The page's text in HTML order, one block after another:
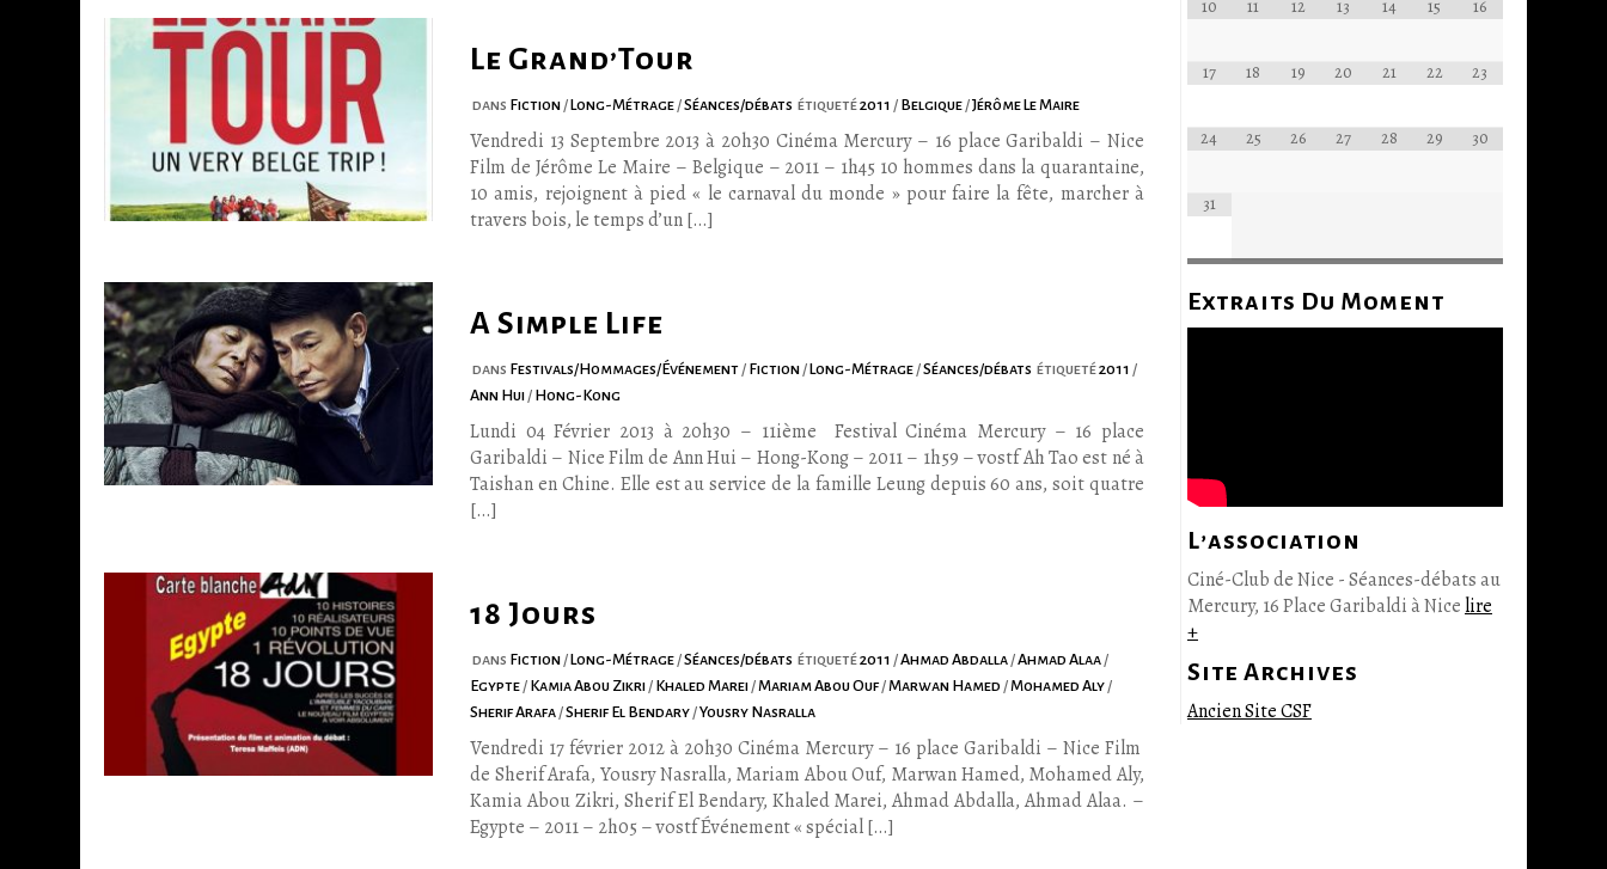
Le Grand’Tour
dans Fiction/ Long-Métrage/Séances/débats étiqueté2011/ Belgique/Jérôme Le Maire
Vendredi 13 Septembre 2013 à 20h30 Cinéma Mercury – 16 place Garibaldi – Nice
Film de Jérôme Le Maire – Belgique – 2011 – 1h45 10 hommes dans la quarantaine,
10 amis, rejoignent à pied « le carnaval du monde » pour faire la fête, marcher à
travers bois, le temps d’un […]
A Simple Life
dans Festivals/Hommages/Événement/ Fiction/ Long-Métrage/Séances/débats étiqueté2011/
Ann Hui/ Hong-Kong
Lundi 04 Février 2013 à 20h30 – 11ième Festival Cinéma Mercury – 16 place
Garibaldi – Nice Film de Ann Hui – Hong-Kong – 2011 – 1h59 – vostf Ah Tao est né à
Taishan en Chine. Elle est au service de la famille Leung depuis 60 ans, soit quatre
[…]
18 Jours
dans Fiction/ Long-Métrage/Séances/débats étiqueté2011/Ahmad Abdalla/Ahmad Alaa/
Egypte/ Kamia Abou Zikri/ Khaled Marei/Mariam Abou Ouf/Marwan Hamed/Mohamed Aly/
Sherif Arafa/Sherif El Bendary/Yousry Nasralla
Vendredi 17 février 2012 à 20h30 Cinéma Mercury – 16 place Garibaldi – Nice Film
de Sherif Arafa, Yousry Nasralla, Mariam Abou Ouf, Marwan Hamed, Mohamed Aly,
Kamia Abou Zikri, Sherif El Bendary, Khaled Marei, Ahmad Abdalla, Ahmad Alaa. –
Egypte – 2011 – 2h05 – vostf Événement « spécial […]
10 11 12 13 14 15 16
17 18 19 20 21 22 23
24 25 26 27 28 29 30
31
Extraits Du Moment
L’association
Ciné-Club de Nice - Séances-débats au
Mercury, 16 Place Garibaldi à Nice lire
+
Site Archives
Ancien Site CSF